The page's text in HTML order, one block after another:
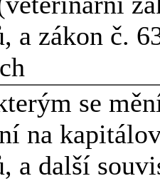
a zákon č.
se
na
a další